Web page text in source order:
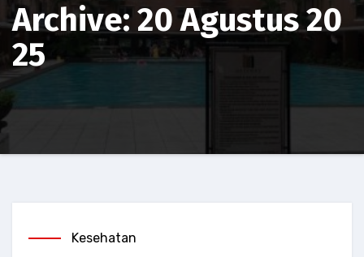
Archive: 20 Agustus 20
25
Kesehatan